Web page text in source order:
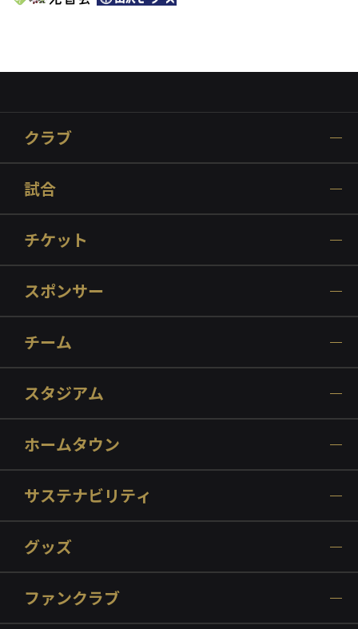
クラブ
試合
チケット
スポンサー
チーム
スタジアム
ホームタウン
サステナビリティ
グッズ
ファンクラブ